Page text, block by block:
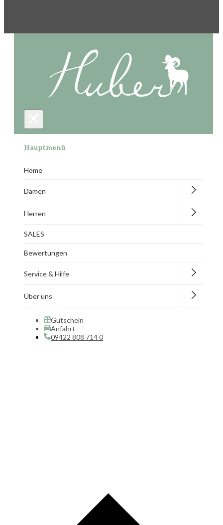
Hauptmenü
Home
Damen
Herren
SALES
Bewertungen
Service & Hilfe
Über uns
Gutschein
Anfahrt
09422 808 714 0